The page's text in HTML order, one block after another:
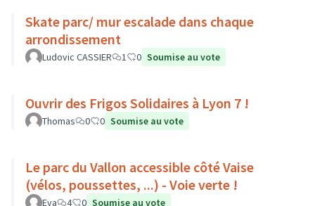
Skate parc/ mur escalade dans chaque
arrondissement
Ludovic CASSIER 1 0 Soumise au vote
Ouvrir des Frigos Solidaires à Lyon 7 !
Thomas 0 0 Soumise au vote
Le parc du Vallon accessible côté Vaise
(vélos, poussettes, ...) - Voie verte !
Eva 4 0 Soumise au vote